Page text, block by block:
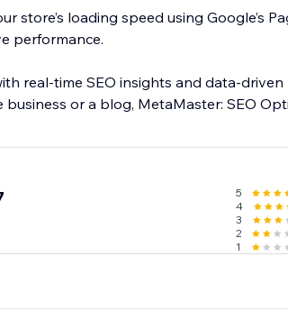
store’s loading speed using Google’s
performance.
real-time SEO insights and data-driven
or a blog, MetaMaster: SEO
5
4
3
2
1